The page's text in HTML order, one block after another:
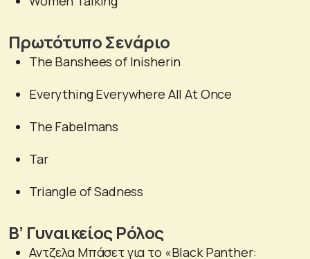
Πρωτότυπο Σενάριο
The Banshees of Inisherin
Everything Everywhere All At Once
The Fabelmans
Tar
Triangle of Sadness
B’ Γυναικείος Ρόλος
Αντζελα Μπάσετ για το «Black Panther: